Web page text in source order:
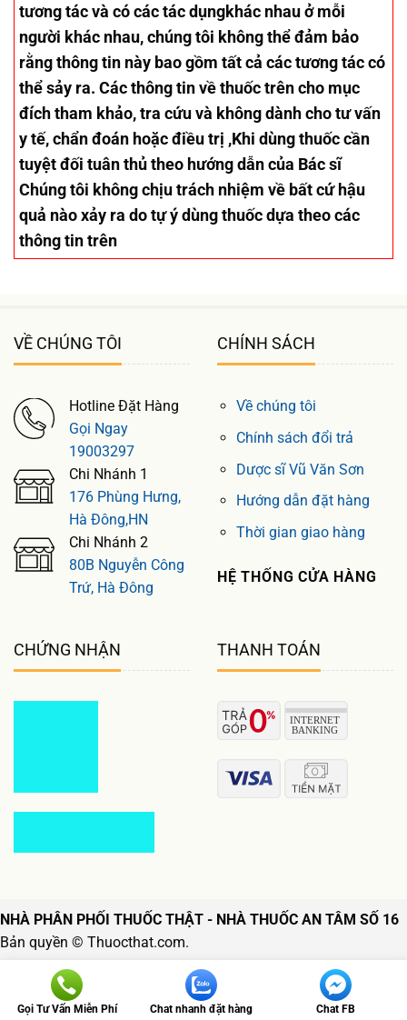
tương tác và có các tác dụngkhác nhau ở mỗi
người khác nhau, chúng tôi không thể đảm bảo
rằng thông tin này bao gồm tất cả các tương tác có
thể sảy ra. Các thông tin về thuốc trên cho mục
đích tham khảo, tra cứu và không dành cho tư vấn
y tế, chẩn đoán hoặc điều trị ,Khi dùng thuốc cần
tuyệt đối tuân thủ theo hướng dẫn của Bác sĩ
Chúng tôi không chịu trách nhiệm về bất cứ hậu
quả nào xảy ra do tự ý dùng thuốc dựa theo các
thông tin trên
VỀ CHÚNG TÔI
Hotline Đặt Hàng
Gọi Ngay
19003297
Chi Nhánh 1
176 Phùng Hưng,
Hà Đông,HN
Chi Nhánh 2
80B Nguyễn Công
Trứ, Hà Đông
CHÍNH SÁCH
Về chúng tôi
Chính sách đổi trả
Dược sĩ Vũ Văn Sơn
Hướng dẫn đặt hàng
Thời gian giao hàng
HỆ THỐNG CỬA HÀNG
CHỨNG NHẬN THANH TOÁN
NHÀ PHÂN PHỐI THUỐC THẬT - NHÀ THUỐC AN TÂM SỐ 16
Bản quyền © Thuocthat.com.
Gọi Tư Vấn Miễn Phí Chat nhanh đặt hàng Chat FB